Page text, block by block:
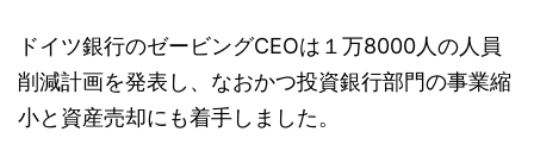
ドイツ銀行のゼービングCEOは１万8000人の人員
削減計画を発表し、なおかつ投資銀行部門の事業縮
小と資産売却にも着手しました。